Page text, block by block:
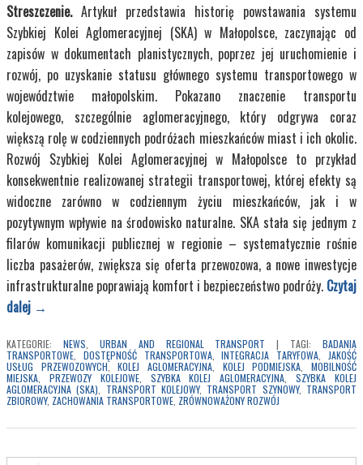
Streszczenie. Artykuł przedstawia historię powstawania systemu
Szybkiej Kolei Aglomeracyjnej (SKA) w Małopolsce, zaczynając od
zapisów w dokumentach planistycznych, poprzez jej uruchomienie i
rozwój, po uzyskanie statusu głównego systemu transportowego w
województwie małopolskim. Pokazano znaczenie transportu
kolejowego, szczególnie aglomeracyjnego, który odgrywa coraz
większą rolę w codziennych podróżach mieszkańców miast i ich okolic.
Rozwój Szybkiej Kolei Aglomeracyjnej w Małopolsce to przykład
konsekwentnie realizowanej strategii transportowej, której efekty są
widoczne zarówno w codziennym życiu mieszkańców, jak i w
pozytywnym wpływie na środowisko naturalne. SKA stała się jednym z
filarów komunikacji publicznej w regionie – systematycznie rośnie
liczba pasażerów, zwiększa się oferta przewozowa, a nowe inwestycje
infrastrukturalne poprawiają komfort i bezpieczeństwo podróży. Czytaj
dalej →
KATEGORIE: NEWS URBAN AND REGIONAL TRANSPORT | TAGI:
BADANIA
TRANSPORTOWE
DOSTĘPNOŚĆ TRANSPORTOWA,INTEGRACJA TARYFOWA
JAKOŚĆ
USŁUG PRZEWOZOWYCH,KOLEJ AGLOMERACYJNA KOLEJ PODMIEJSKA ,MOBILNOŚĆ
MIEJSKA
PRZEWOZY KOLEJOWE, SZYBKA KOLEJ AGLOMERACYJNA ,SZYBKA KOLEJ
AGLOMERACYJNA (SKA)
TRANSPORT KOLEJOWY, TRANSPORT SZYNOWY, TRANSPORT
ZBIOROWY, ZACHOWANIA TRANSPORTOWE ZRÓWNOWAŻONY ROZWÓJ